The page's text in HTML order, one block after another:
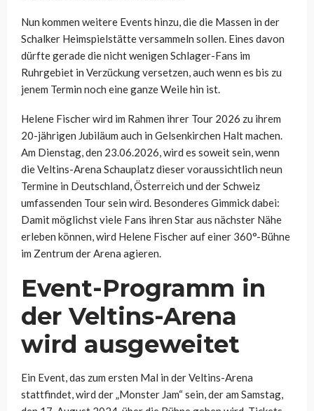
Nun kommen weitere Events hinzu, die die Massen in der
Schalker Heimspielstätte versammeln sollen. Eines davon
dürfte gerade die nicht wenigen Schlager-Fans im
Ruhrgebiet in Verzückung versetzen, auch wenn es bis zu
jenem Termin noch eine ganze Weile hin ist.
Helene Fischer wird im Rahmen ihrer Tour 2026 zu ihrem
20-jährigen Jubiläum auch in Gelsenkirchen Halt machen.
Am Dienstag, den 23.06.2026, wird es soweit sein, wenn
die Veltins-Arena Schauplatz dieser voraussichtlich neun
Termine in Deutschland, Österreich und der Schweiz
umfassenden Tour sein wird. Besonderes Gimmick dabei:
Damit möglichst viele Fans ihren Star aus nächster Nähe
erleben können, wird Helene Fischer auf einer 360°-Bühne
im Zentrum der Arena agieren.
Event-Programm in
der Veltins-Arena
wird ausgeweitet
Ein Event, das zum ersten Mal in der Veltins-Arena
stattfindet, wird der „Monster Jam“ sein, der am Samstag,